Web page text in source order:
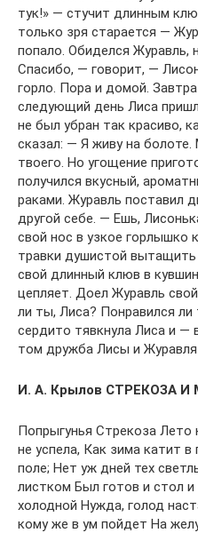
тук!» — стучит длинным
только зря старается —
попало. Обиделся Журавль,
Спасибо, — говорит, —
горло. Пора и домой.
следующий день Лиса
не был убран так красиво,
сказал: — Я живу на
твоего. Но угощение
получился вкусный,
раками. Журавль поставил
другой себе. — Ешь,
свой нос в узкое горлышко
травки душистой
свой длинный клюв в
цепляет. Доел Журавль
ли ты, Лиса? Понравился
сердито тявкнула Лиса и —
том дружба Лисы и Журавля
И. А. Крылов СТРЕКОЗА И
Попрыгунья Стрекоза Лето
не успела, Как зима катит
поле; Нет уж дней тех
листком Был готов и стол
холодной Нужда, голод
кому же в ум пойдет На